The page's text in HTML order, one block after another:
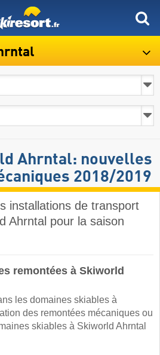
Ahrntal: nouvelles
2018/2019
installations de transport
Ahrntal pour la saison
remontées à Skiworld
les domaines skiables à
des remontées mécaniques ou
skiables à Skiworld Ahrntal